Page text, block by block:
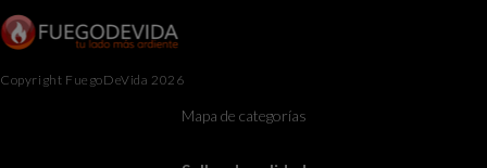
Copyright FuegoDeVida 2026
Mapa de categorías